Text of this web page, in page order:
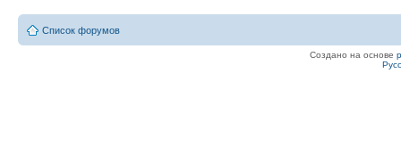
Список форумов
Создано на основе